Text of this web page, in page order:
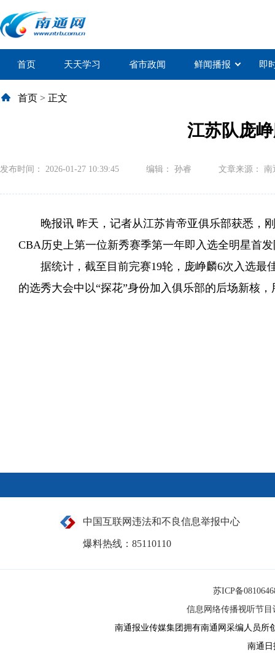
首页 天天学习 省市政闻 鲜闻播报 即
首页 > 正文
江苏队庞
发布时间： 2026-01-27 10:39:45 编辑： 孙睿 文章来源：
晚报讯 昨天，记者从江苏肯帝亚俱乐部获悉，
CBA历史上第一位新秀赛季第一年即入选全明星首
据统计，截至目前完赛19轮，庞峥麟6次入选最
的选秀大会中以“探花”身份加入俱乐部的后场新核
中国互联网违法和不良信息举报中心
爆料热线：85110110
苏ICP备
信息网络传播视听节目
南通报业传媒集团拥有南通网采编人员所
南通日